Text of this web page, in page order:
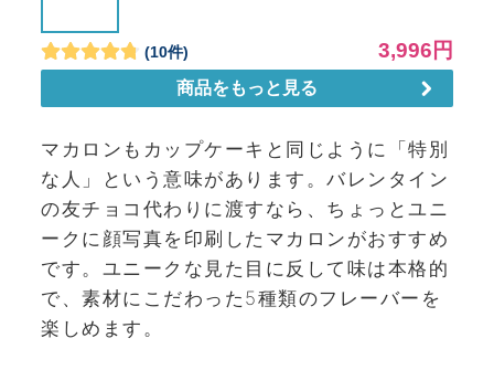
マカロンもカップケーキと同じように「特別
な人」という意味があります。バレンタイン
の友チョコ代わりに渡すなら、ちょっとユニ
ークに顔写真を印刷したマカロンがおすすめ
です。ユニークな見た目に反して味は本格的
で、素材にこだわった5種類のフレーバーを
楽しめます。